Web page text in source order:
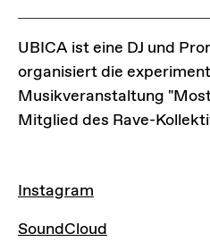
UBICA ist eine DJ und
organisiert die
Musikveranstaltung
Mitglied des Rave-
LINKS
Instagram
SoundCloud